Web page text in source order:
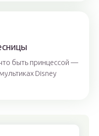
быть принцессой —
Disney